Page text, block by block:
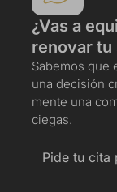
¿Vas a
renovar tu
Sabemos que
una decisión
mente una
ciegas.
Pide tu cita